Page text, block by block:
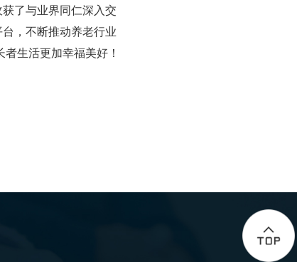
了与业界同仁深入交
，不断推动养老行业
生活更加幸福美好！